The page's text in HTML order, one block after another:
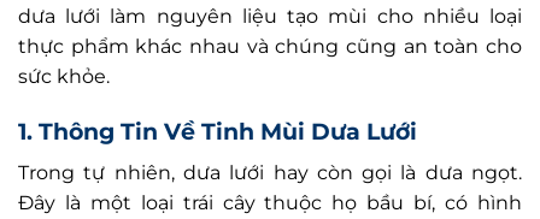
dưa lưới làm nguyên liệu tạo mùi cho nhiều loại
thực phẩm khác nhau và chúng cũng an toàn cho
sức khỏe.
1. Thông Tin Về Tinh Mùi Dưa Lưới
Trong tự nhiên, dưa lưới hay còn gọi là dưa ngọt.
Đây là một loại trái cây thuộc họ bầu bí, có hình